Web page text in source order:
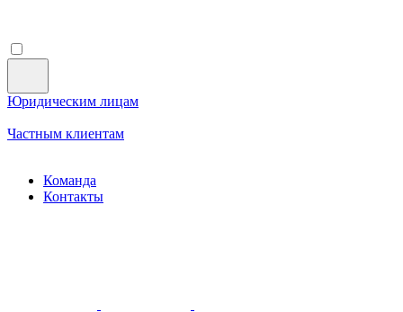
Юридическим лицам
Частным клиентам
Команда
Контакты